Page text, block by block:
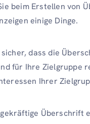
beim Erstellen von
einige Dinge.
dass die
für Ihre Zielgruppe
Ihrer
Überschrift